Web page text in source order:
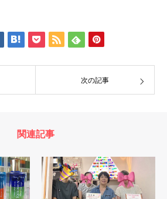
次の記事
関連記事